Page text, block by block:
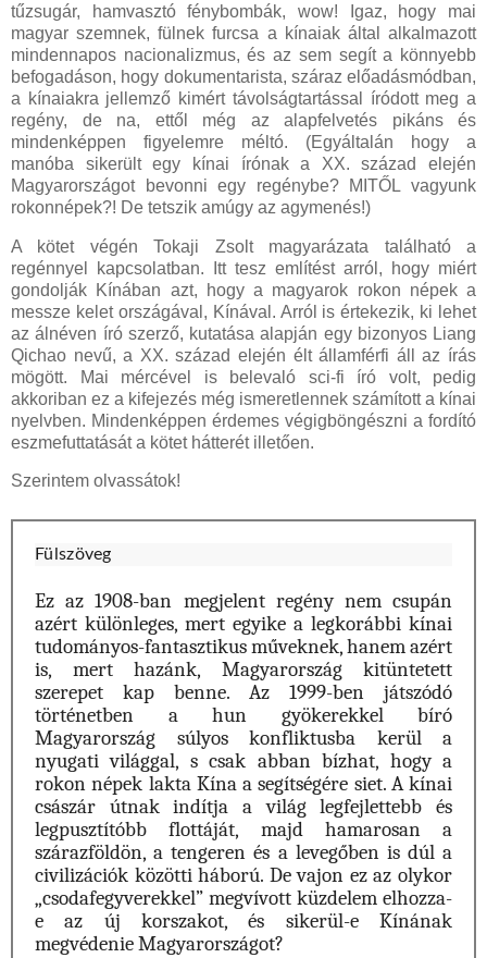
tűzsugár, hamvasztó fénybombák, wow! Igaz, hogy mai
magyar szemnek, fülnek furcsa a kínaiak által alkalmazott
mindennapos nacionalizmus, és az sem segít a könnyebb
befogadáson, hogy dokumentarista, száraz előadásmódban,
a kínaiakra jellemző kimért távolságtartással íródott meg a
regény, de na, ettől még az alapfelvetés pikáns és
mindenképpen figyelemre méltó. (Egyáltalán hogy a
manóba sikerült egy kínai írónak a XX. század elején
Magyarországot bevonni egy regénybe? MITŐL vagyunk
rokonnépek?! De tetszik amúgy az agymenés!)
A kötet végén Tokaji Zsolt magyarázata található a
regénnyel kapcsolatban. Itt tesz említést arról, hogy miért
gondolják Kínában azt, hogy a magyarok rokon népek a
messze kelet országával, Kínával. Arról is értekezik, ki lehet
az álnéven író szerző, kutatása alapján egy bizonyos Liang
Qichao nevű, a XX. század elején élt államférfi áll az írás
mögött. Mai mércével is belevaló sci-fi író volt, pedig
akkoriban ez a kifejezés még ismeretlennek számított a kínai
nyelvben. Mindenképpen érdemes végigböngészni a fordító
eszmefuttatását a kötet hátterét illetően.
Szerintem olvassátok!
Fülszöveg
Ez az 1908-ban megjelent regény nem csupán
azért különleges, mert egyike a legkorábbi kínai
tudományos-fantasztikus műveknek, hanem azért
is, mert hazánk, Magyarország kitüntetett
szerepet kap benne. Az 1999-ben játszódó
történetben a hun gyökerekkel bíró
Magyarország súlyos konfliktusba kerül a
nyugati világgal, s csak abban bízhat, hogy a
rokon népek lakta Kína a segítségére siet. A kínai
császár útnak indítja a világ legfejlettebb és
legpusztítóbb flottáját, majd hamarosan a
szárazföldön, a tengeren és a levegőben is dúl a
civilizációk közötti háború. De vajon ez az olykor
„csodafegyverekkel” megvívott küzdelem elhozza-
e az új korszakot, és sikerül-e Kínának
megvédenie Magyarországot?